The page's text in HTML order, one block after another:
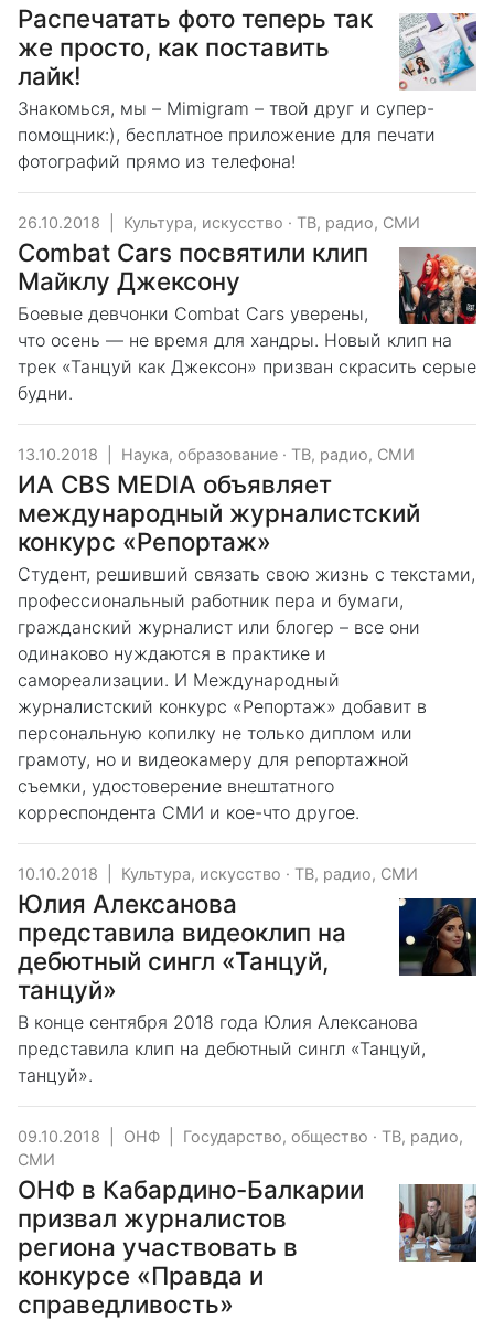
Распечатать фото теперь так
же просто, как поставить
лайк!
Знакомься, мы – Mimigram – твой друг и супер-
помощник:), бесплатное приложение для печати
фотографий прямо из телефона!
26.10.2018 Культура, искусство · ТВ, радио, СМИ
Combat Cars посвятили клип
Майклу Джексону
Боевые девчонки Combat Cars уверены,
что осень — не время для хандры. Новый клип на
трек «Танцуй как Джексон» призван скрасить серые
будни.
13.10.2018 Наука, образование · ТВ, радио, СМИ
ИА CBS MEDIA объявляет
международный журналистский
конкурс «Репортаж»
Студент, решивший связать свою жизнь с текстами,
профессиональный работник пера и бумаги,
гражданский журналист или блогер – все они
одинаково нуждаются в практике и
самореализации. И Международный
журналистский конкурс «Репортаж» добавит в
персональную копилку не только диплом или
грамоту, но и видеокамеру для репортажной
съемки, удостоверение внештатного
корреспондента СМИ и кое-что другое.
10.10.2018 Культура, искусство · ТВ, радио, СМИ
Юлия Алексанова
представила видеоклип на
дебютный сингл «Танцуй,
танцуй»
В конце сентября 2018 года Юлия Алексанова
представила клип на дебютный сингл «Танцуй,
танцуй».
09.10.2018 ОНФ Государство, общество · ТВ, радио,
СМИ
ОНФ в Кабардино-Балкарии
призвал журналистов
региона участвовать в
конкурсе «Правда и
справедливость»